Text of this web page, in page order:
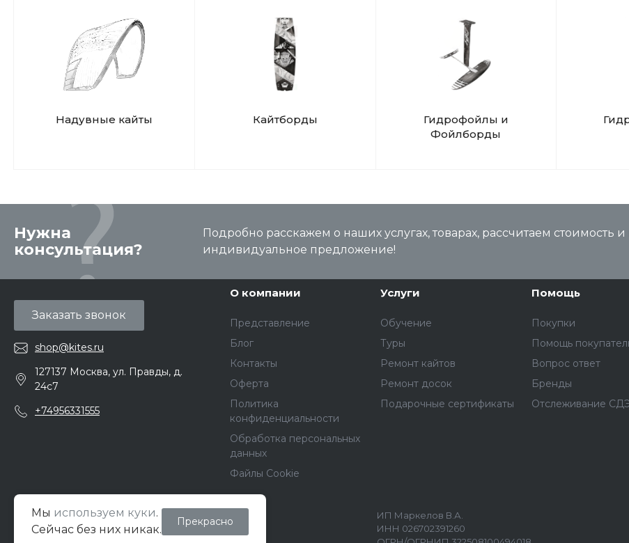
Надувные кайты Кайтборды
Гидрофойлы и
Фойлборды
Нужна
консультация?
Подробно расскажем о наших услугах, товарах, рассчитаем стоимость
индивидуальное предложение!
Заказать звонок
shop@kites.ru
127137 Москва, ул. Правды, д.
24с7
+74956331555
О компании
Представление
Блог
Контакты
Оферта
Политика
конфиденциальности
Обработка персональных
данных
Файлы Cookie
Услуги
Обучение
Туры
Ремонт кайтов
Ремонт досок
Подарочные сертификаты
Помощь
Покупки
Помощь
Вопрос ответ
Бренды
Отслеживание
© 2026 Кайт Pro Shop, Все права защищены
ИП Маркелов В.А.
ИНН 026702391260
Мы используем куки.
Сейчас без них никак.
Прекрасно